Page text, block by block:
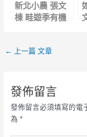
新北小農 張文
棟 畦遊季有機
← 上一篇 文章
發佈留言
發佈留言必須填寫的電
為*